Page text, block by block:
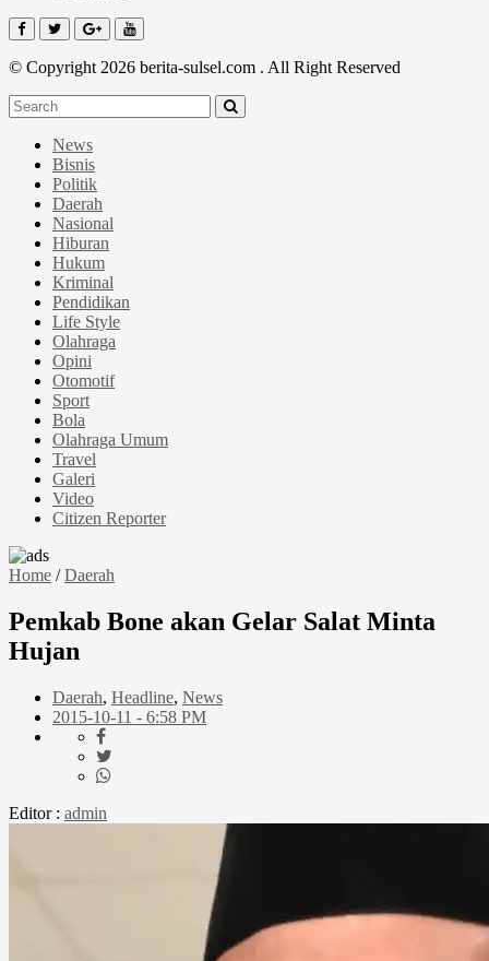
© Copyright 2026 berita-sulsel.com . All Right Reserved
News
Bisnis
Politik
Daerah
Nasional
Hiburan
Hukum
Kriminal
Pendidikan
Life Style
Olahraga
Opini
Otomotif
Sport
Bola
Olahraga Umum
Travel
Galeri
Video
Citizen Reporter
Home /Daerah
Pemkab Bone akan Gelar Salat Minta
Hujan
Daerah, Headline, News
2015-10-11 - 6:58 PM
Editor : admin